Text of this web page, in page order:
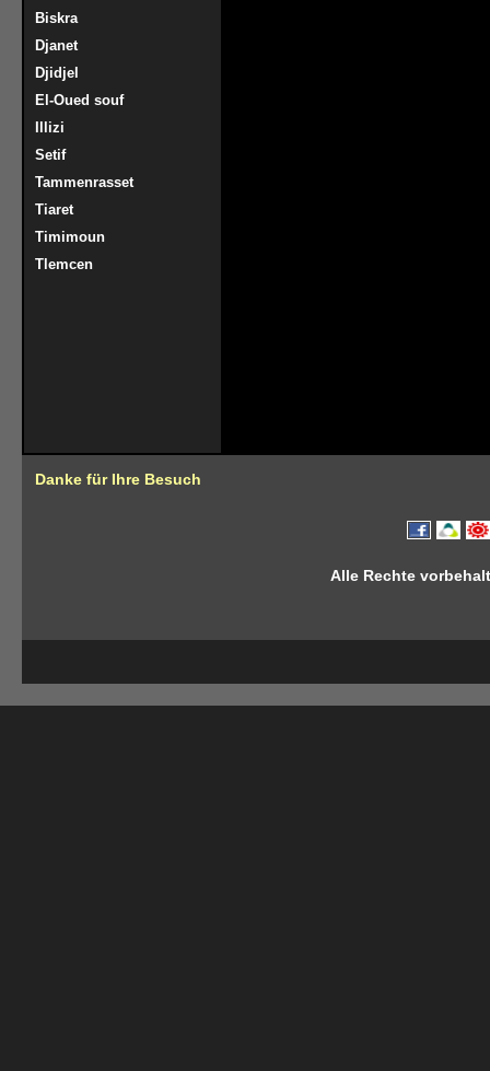
Biskra
Djanet
Djidjel
El-Oued souf
Illizi
Setif
Tammenrasset
Tiaret
Timimoun
Tlemcen
Danke für Ihre Besuch
Alle Rechte